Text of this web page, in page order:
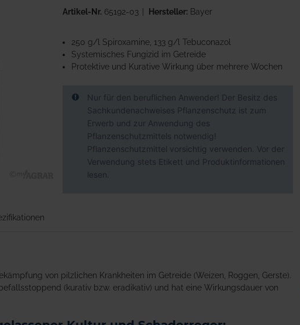
Artikel-Nr. 65192-03 Hersteller:Bayer
250 g/l Spiroxamine, 133 g/l Tebuconazol
Systemisches Fungizid im Getreide
Protektive und Kurative Wirkung über mehrere Wochen
Nur für den beruflichen Anwender! Der Besitz des
Sachkundenachweises Pflanzenschutz ist zum
Erwerb und zur Anwendung des
Pflanzenschutzmittels notwendig!
Pflanzenschutzmittel vorsichtig verwenden. Vor der
Verwendung stets Etikett und Produktinformationen
lesen.
von pilzlichen Krankheiten im Getreide (Weizen, Roggen, Gerste).
(kurativ bzw. eradikativ) und hat eine Wirkungsdauer von